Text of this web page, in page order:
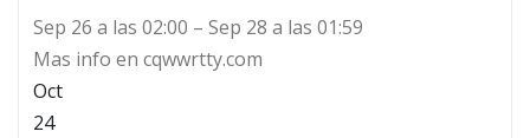
Sep 26 a las 02:00 – Sep 28 a las 01:59
Mas info en cqwwrtty.com
Oct
24